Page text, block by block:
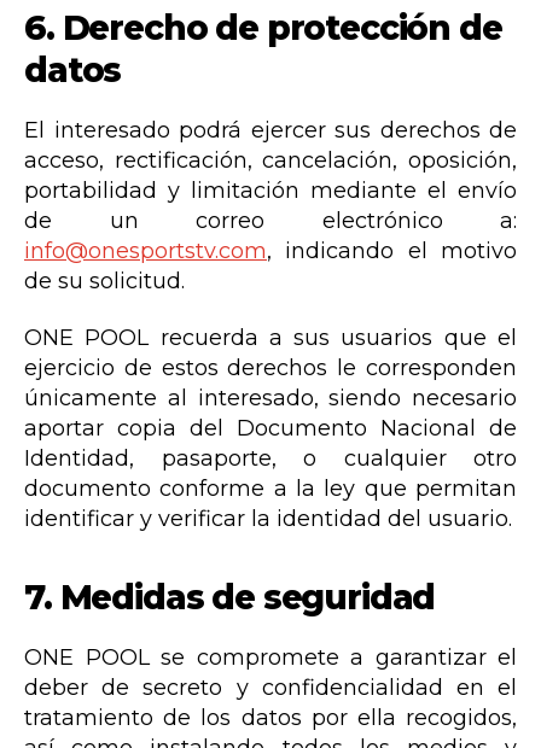
6. Derecho de protección de
datos
El interesado podrá ejercer sus derechos de
acceso, rectificación, cancelación, oposición,
portabilidad y limitación mediante el envío
de un correo electrónico a:
info@onesportstv.com, indicando el motivo
de su solicitud.
ONE POOL recuerda a sus usuarios que el
ejercicio de estos derechos le corresponden
únicamente al interesado, siendo necesario
aportar copia del Documento Nacional de
Identidad, pasaporte, o cualquier otro
documento conforme a la ley que permitan
identificar y verificar la identidad del usuario.
7. Medidas de seguridad
ONE POOL se compromete a garantizar el
deber de secreto y confidencialidad en el
tratamiento de los datos por ella recogidos,